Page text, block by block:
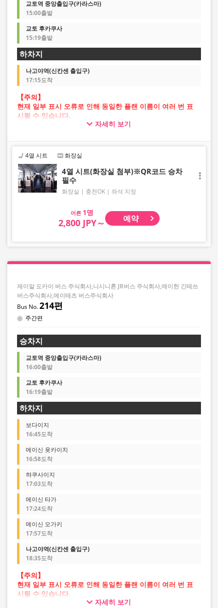
교토역 중앙출입구(카라스마)
15:00출발
교토 후카쿠사
15:19출발
하차지
나고야역(신칸센 출입구)
17:15도착
【주의】
현재 일부 표시 오류로 인해 동일한 플랜 이름이 여러 번 표
시될 수 있습니다.
이 경우 예약 진행 중 오류가 발생할 가능성이 있습니다.
플랜을 선택하여 예약해 주시기 바랍니다.
자세히 보기
4열 시트 화장실
4열 시트(화장실 첨부)※QR코드 승차
필수
화장실 충전OK 좌석 지정
어른
2,800 JPY～ 예약
제이알 도카이 버스 주식회사,니시니혼 JR버스 주식회사,메이한 긴테쓰
버스주식회사,메이테츠 버스주식회사
214편
주간편
승차지
교토역 중앙출입구(카라스마)
16:00출발
교토 후카쿠사
16:19출발
하차지
보다이지
16:45도착
메이신 욧카이치
16:58도착
햐쿠사이지
17:03도착
메이신 타가
17:24도착
메이신 오가키
17:57도착
나고야역(신칸센 출입구)
18:35도착
【주의】
현재 일부 표시 오류로 인해 동일한 플랜 이름이 여러 번 표
시될 수 있습니다.
이 경우 예약 진행 중 오류가 발생할 가능성이 있습니다.
자세히 보기